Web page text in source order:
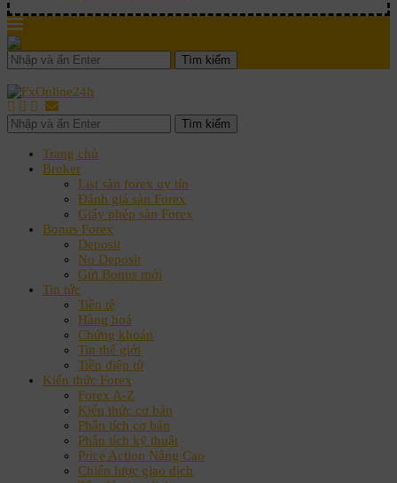
Tìm kiếm
Tìm kiếm
Trang chủ
Broker
List sàn forex uy tín
Đánh giá sàn Forex
Giấy phép sàn Forex
Bonus Forex
Deposit
No Deposit
Gửi Bonus mới
Tin tức
Tiền tệ
Hàng hoá
Chứng khoán
Tin thế giới
Tiền điện tử
Kiến thức Forex
Forex A-Z
Kiến thức cơ bản
Phân tích cơ bản
Phân tích kỹ thuật
Price Action Nâng Cao
Chiến lược giao dịch